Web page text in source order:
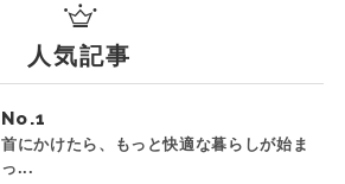
人気記事
No.
首にかけたら、もっと快適な暮らしが始ま
っ...